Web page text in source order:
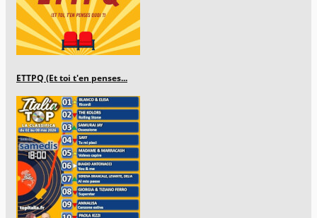
ETTPQ (Et toi t'en penses...